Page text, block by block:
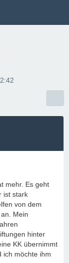
mehr. Es geht
ist stark
von dem
Mein
hinter
KK übernimmt
ich möchte ihm